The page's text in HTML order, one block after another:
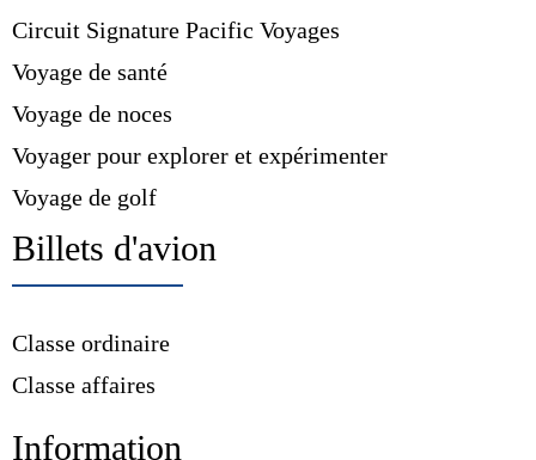
Circuit Signature Pacific Voyages
Voyage de santé
Voyage de noces
Voyager pour explorer et expérimenter
Voyage de golf
Billets d'avion
Classe ordinaire
Classe affaires
Information